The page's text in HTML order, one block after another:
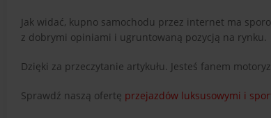
Jak widać, kupno samochodu przez internet ma
z dobrymi opiniami i ugruntowaną pozycją na rynku.
Dzięki za przeczytanie artykułu. Jesteś fanem
Sprawdź naszą ofertę przejazdów luksusowymi i